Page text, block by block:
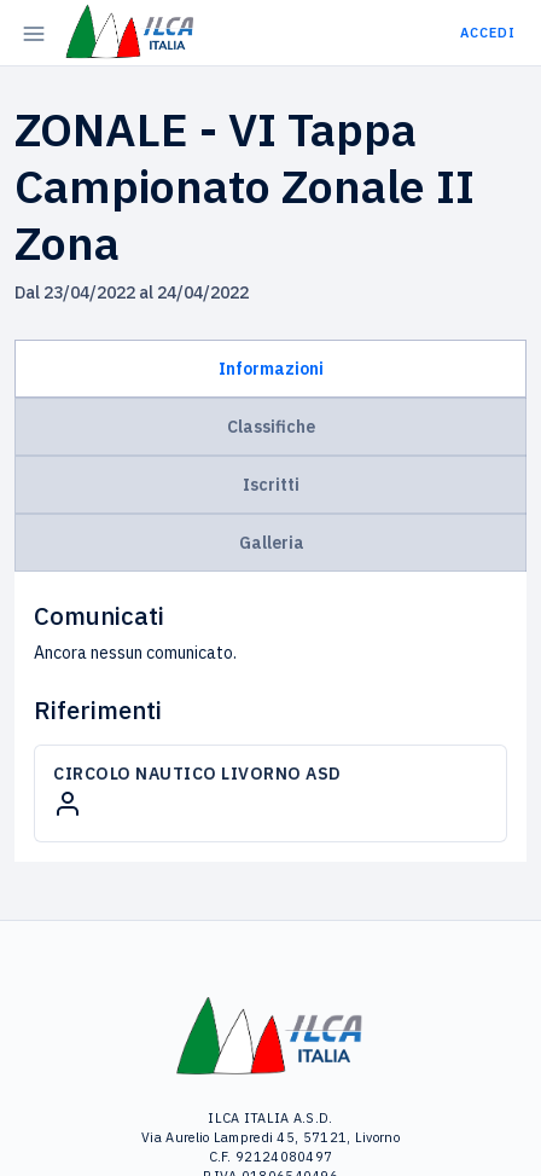
ACCEDI
ZONALE - VI Tappa
Campionato Zonale II
Zona
Dal 23/04/2022 al 24/04/2022
Informazioni
Classifiche
Iscritti
Galleria
Comunicati
Ancora nessun comunicato.
Riferimenti
CIRCOLO NAUTICO LIVORNO ASD
ILCA ITALIA A.S.D.
Via Aurelio Lampredi 45, 57121, Livorno
C.F. 92124080497